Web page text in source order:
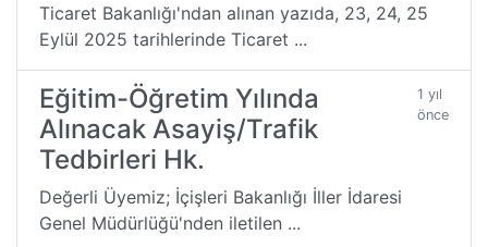
Ticaret Bakanlığı'ndan alınan yazıda, 23, 24, 25
Eylül 2025 tarihlerinde Ticaret ...
Eğitim-Öğretim Yılında
Alınacak Asayiş/Trafik
Tedbirleri Hk.
1 yıl
önce
Değerli Üyemiz; İçişleri Bakanlığı İller İdaresi
Genel Müdürlüğü'nden iletilen ...